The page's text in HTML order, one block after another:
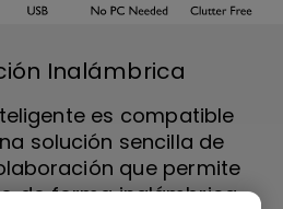
Inalámbrica
es compatible
solución sencilla de
que permite
de forma inalámbrica.